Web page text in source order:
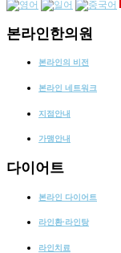
본라인한의원
본라인의 비전
본라인 네트워크
지점안내
가맹안내
다이어트
본라인 다이어트
라인환·라인탕
라인치료